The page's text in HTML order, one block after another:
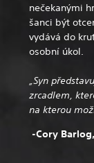
nečekanými
šanci být
vydává do
osobní úkol.
„Syn
zrcadlem,
na kterou
-Cory